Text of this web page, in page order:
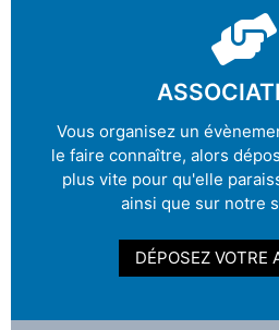
Vous organisez un
le faire connaître, alors
plus vite pour qu'elle
ainsi que sur notre
DÉPOSEZ VOTRE